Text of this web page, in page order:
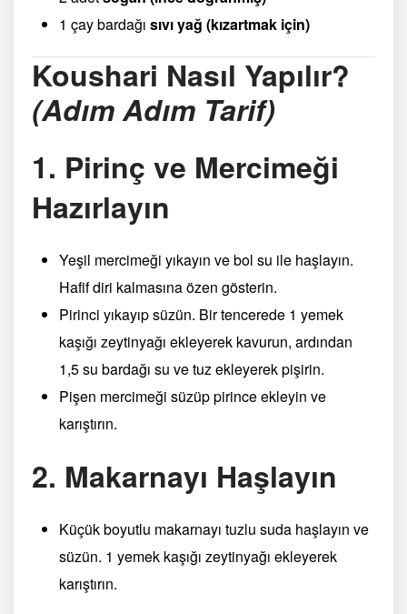
1 çay bardağı sıvı yağ (kızartmak için)
Koushari Nasıl Yapılır?
(Adım Adım Tarif)
1. Pirinç ve Mercimeği
Hazırlayın
Yeşil mercimeği yıkayın ve bol su ile haşlayın.
Hafif diri kalmasına özen gösterin.
Pirinci yıkayıp süzün. Bir tencerede 1 yemek
kaşığı zeytinyağı ekleyerek kavurun, ardından
1,5 su bardağı su ve tuz ekleyerek pişirin.
Pişen mercimeği süzüp pirince ekleyin ve
karıştırın.
2. Makarnayı Haşlayın
Küçük boyutlu makarnayı tuzlu suda haşlayın ve
süzün. 1 yemek kaşığı zeytinyağı ekleyerek
karıştırın.